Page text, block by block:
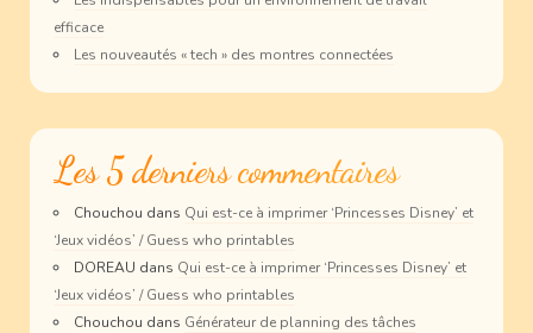
efficace
Les nouveautés « tech » des montres connectées
Les 5 derniers commentaires
Chouchou dans Qui est-ce à imprimer ‘Princesses Disney’ et
‘Jeux vidéos’ / Guess who printables
DOREAU dans Qui est-ce à imprimer ‘Princesses Disney’ et
‘Jeux vidéos’ / Guess who printables
Chouchou dans Générateur de planning des tâches